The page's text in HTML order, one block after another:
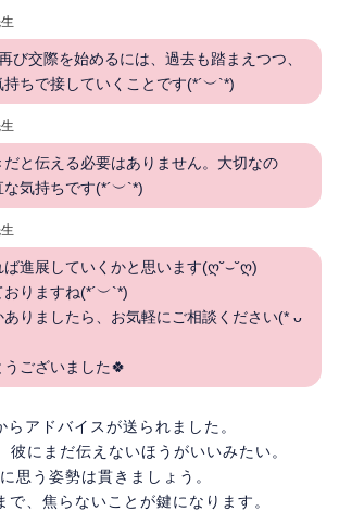
び交際を始めるには、過去も踏まえつつ、
持ちで接していくことです(*´︶`*)
だと伝える必要はありません。大切なの
な気持ちです(*´︶`*)
ば進展していくかと思います(ღ˘⌣˘ღ)
りますね(*´︶`*)
ありましたら、お気軽にご相談ください(* ᴗ
うございました🍀
アドバイスが送られました。
彼にまだ伝えないほうがいいみたい。
思う姿勢は貫きましょう。
で、焦らないことが鍵になります。